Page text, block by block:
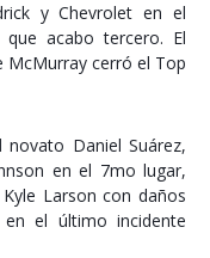
y Chevrolet en el
acabo tercero. El
McMurray cerró el Top
Daniel Suárez,
en el 7mo lugar,
Larson con daños
el último incidente